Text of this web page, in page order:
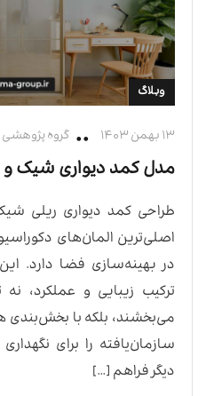
وبلاگ
۱۳ بهمن ۱۴۰۳ گروه پژوهشی
مدل کمد دیواری شیک و
طراحی کمد دیواری‌ ریلی
اصلی‌ترین المان‌های
در بهینه‌سازی فضا دارد.
ترکیب زیبایی و عملکرد،
می‌بخشند، بلکه با
سازمان‌یافته را برای
دیگر فراهم […]